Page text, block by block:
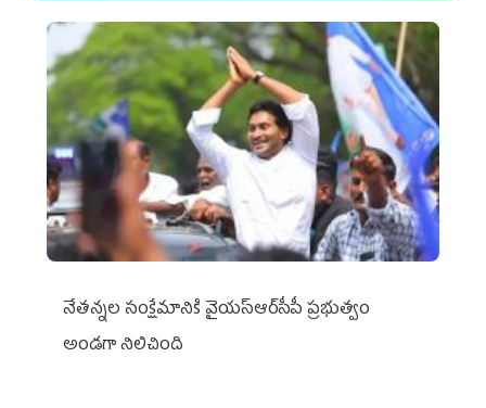
నేతన్నల సంక్షేమానికి వైయ‌స్ఆర్‌సీపీ ప్రభుత్వం
అండగా నిలిచింది